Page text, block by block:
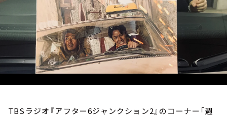
TBSラジオ『アフター6ジャンクション2』のコーナー「週